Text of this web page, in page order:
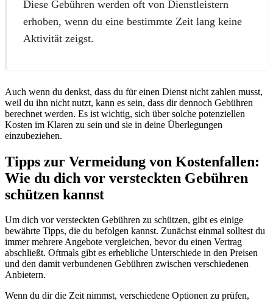
Diese Gebühren werden oft von Dienstleistern
erhoben, wenn du eine bestimmte Zeit lang keine
Aktivität zeigst.
Auch wenn du denkst, dass du für einen Dienst nicht zahlen musst,
weil du ihn nicht nutzt, kann es sein, dass dir dennoch Gebühren
berechnet werden. Es ist wichtig, sich über solche potenziellen
Kosten im Klaren zu sein und sie in deine Überlegungen
einzubeziehen.
Tipps zur Vermeidung von Kostenfallen:
Wie du dich vor versteckten Gebühren
schützen kannst
Um dich vor versteckten Gebühren zu schützen, gibt es einige
bewährte Tipps, die du befolgen kannst. Zunächst einmal solltest du
immer mehrere Angebote vergleichen, bevor du einen Vertrag
abschließt. Oftmals gibt es erhebliche Unterschiede in den Preisen
und den damit verbundenen Gebühren zwischen verschiedenen
Anbietern.
Wenn du dir die Zeit nimmst, verschiedene Optionen zu prüfen,